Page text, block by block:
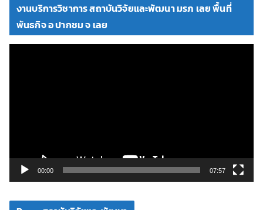
งานบริการวิชาการ สถาบันวิจัยและพัฒนา มรภ เลย พื้นที่
พันธกิจ อ ปากชม จ เลย
ดี
00:00 07:57